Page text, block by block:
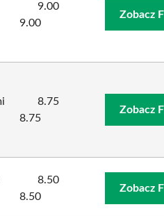
9.00
9.00
Zobacz
8.75
8.75
Zobacz
8.50
8.50
Zobacz